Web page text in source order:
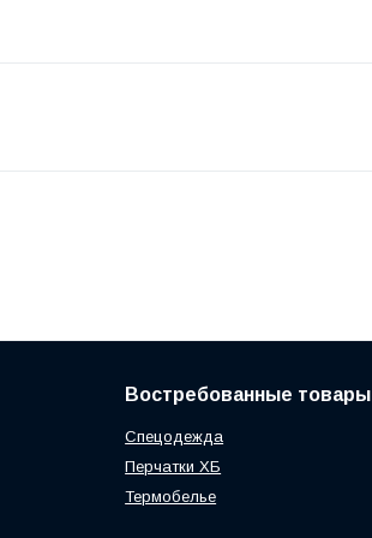
Востребованные товары
Спецодежда
Перчатки ХБ
Термобелье